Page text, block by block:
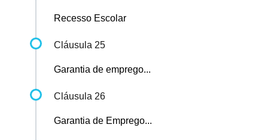
Recesso Escolar
Cláusula 25
Garantia de emprego...
Cláusula 26
Garantia de Emprego...